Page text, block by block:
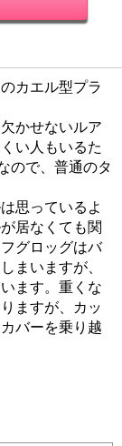
カエル型プラ
かせないルア
い人もいるた
ので、普通のタ
思っているよ
居なくても関
グロッグはバ
まいますが、
ます。重くな
ますが、カッ
バーを乗り越